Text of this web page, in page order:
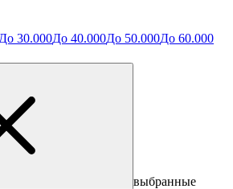
До 30.000До 40.000До 50.000До 60.000
выбранные